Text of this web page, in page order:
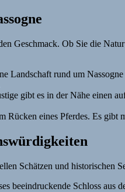
Geschmack. Ob Sie die
Landschaft rund um
gibt es in der Nähe einen
Rücken eines Pferdes. Es
Schätzen und
beeindruckende Schloss aus